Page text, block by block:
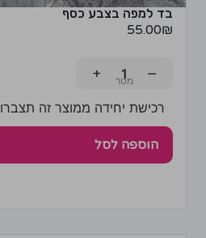
בד למפה בצבע כסף
55.00₪
−
+
רכישת יחידה ממוצר זה תצברו 2 נקודות!
הוספה לסל